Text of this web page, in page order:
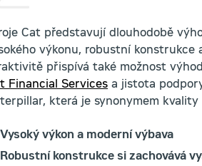
Cat představují dlouhodobě
výkonu, robustní konstrukce
přispívá také možnost
Financial Services a jistota
která je synonymem kvality
Vysoký výkon a moderní výbava
Robustní konstrukce si zachovává